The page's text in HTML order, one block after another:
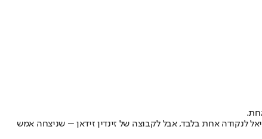
צימקה את הפער מריאל לנקודה אחת בלבד, אבל לקבוצה של זינדין זידאן – שניצחה אמש